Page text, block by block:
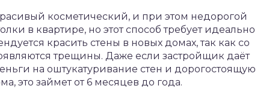
косметический, и при этом недорогой
в квартире, но этот способ требует идеально
красить стены в новых домах, так как со
трещины. Даже если застройщик даёт
на оштукатуривание стен и дорогостоящую
это займет от 6 месяцев до года.